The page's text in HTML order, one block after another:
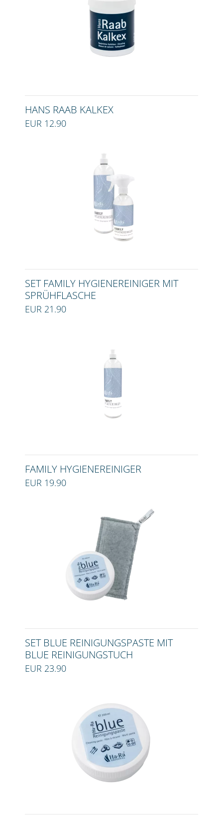
HANS RAAB KALKEX
EUR 12.90
SET FAMILY HYGIENEREINIGER MIT
SPRÜHFLASCHE
EUR 21.90
FAMILY HYGIENEREINIGER
EUR 19.90
SET BLUE REINIGUNGSPASTE MIT
BLUE REINIGUNGSTUCH
EUR 23.90